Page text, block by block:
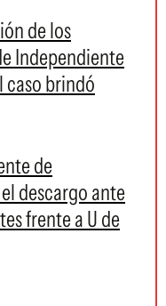
de los
Independiente
caso brindó
de
descargo ante
frente a U de